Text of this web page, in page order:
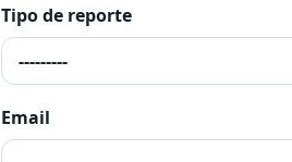
Tipo de reporte
Email